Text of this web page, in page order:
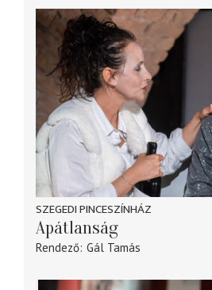
SZEGEDI PINCESZÍNHÁZ
Apátlanság
Rendező Gál Tamás